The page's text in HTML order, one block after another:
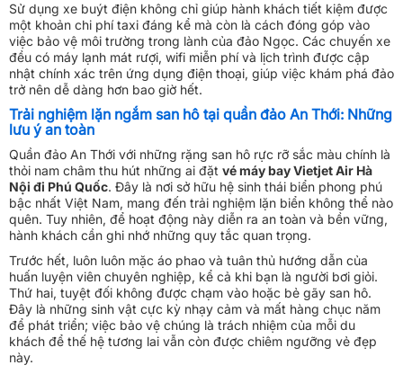
Sử dụng xe buýt điện không chỉ giúp hành khách tiết kiệm được
một khoản chi phí taxi đáng kể mà còn là cách đóng góp vào
việc bảo vệ môi trường trong lành của đảo Ngọc. Các chuyến xe
đều có máy lạnh mát rượi, wifi miễn phí và lịch trình được cập
nhật chính xác trên ứng dụng điện thoại, giúp việc khám phá đảo
trở nên dễ dàng hơn bao giờ hết.
Trải nghiệm lặn ngắm san hô tại quần đảo An Thới: Những
lưu ý an toàn
Quần đảo An Thới với những rặng san hô rực rỡ sắc màu chính là
thỏi nam châm thu hút những ai đặt vé máy bay Vietjet Air Hà
Nội đi Phú Quốc. Đây là nơi sở hữu hệ sinh thái biển phong phú
bậc nhất Việt Nam, mang đến trải nghiệm lặn biển không thể nào
quên. Tuy nhiên, để hoạt động này diễn ra an toàn và bền vững,
hành khách cần ghi nhớ những quy tắc quan trọng.
Trước hết, luôn luôn mặc áo phao và tuân thủ hướng dẫn của
huấn luyện viên chuyên nghiệp, kể cả khi bạn là người bơi giỏi.
Thứ hai, tuyệt đối không được chạm vào hoặc bẻ gãy san hô.
Đây là những sinh vật cực kỳ nhạy cảm và mất hàng chục năm
để phát triển; việc bảo vệ chúng là trách nhiệm của mỗi du
khách để thế hệ tương lai vẫn còn được chiêm ngưỡng vẻ đẹp
này.